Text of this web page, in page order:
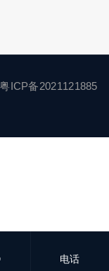
粤ICP备2021121885
电话